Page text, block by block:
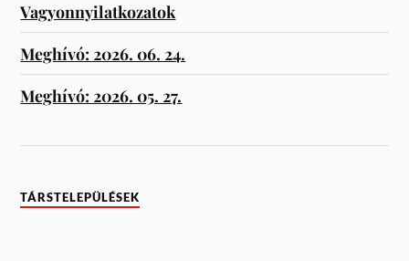
Vagyonnyilatkozatok
Meghívó: 2026. 06. 24.
Meghívó: 2026. 05. 27.
TÁRSTELEPÜLÉSEK